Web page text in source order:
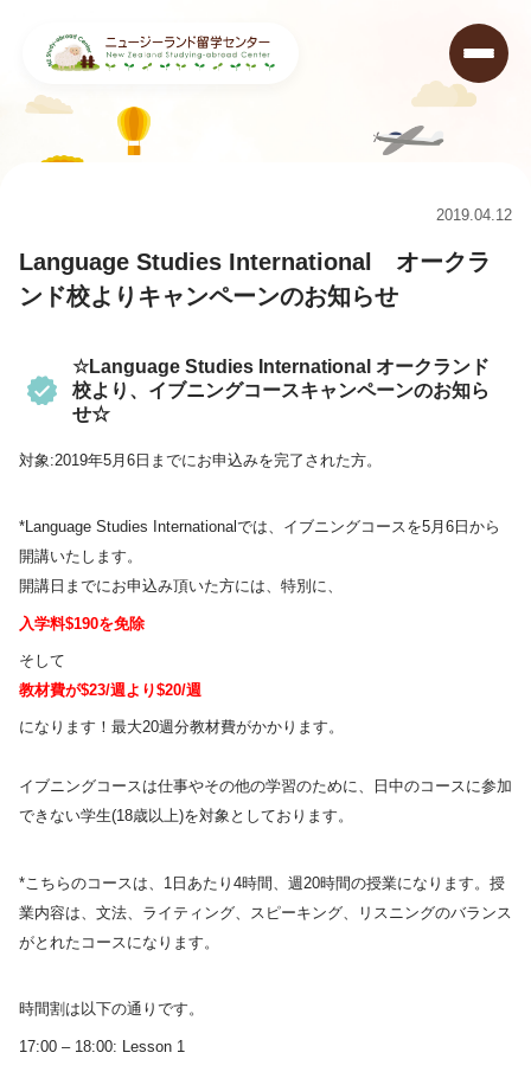
Language Studies International オークランド校よりキャンペーンのお知らせ2019.04.12
Language Studies International オークラ
ンド校よりキャンペーンのお知らせ
☆Language Studies International オークランド
校より、イブニングコースキャンペーンのお知ら
せ☆
対象:2019年5月6日までにお申込みを完了された方。
*Language Studies Internationalでは、イブニングコースを5月6日から
開講いたします。
開講日までにお申込み頂いた方には、特別に、
入学料$190を免除
そして
教材費が$23/週より$20/週
になります！最大20週分教材費がかかります。
イブニングコースは仕事やその他の学習のために、日中のコースに参加
できない学生(18歳以上)を対象としております。
*こちらのコースは、1日あたり4時間、週20時間の授業になります。授
業内容は、文法、ライティング、スピーキング、リスニングのバランス
がとれたコースになります。
時間割は以下の通りです。
17:00 – 18:00: Lesson 1